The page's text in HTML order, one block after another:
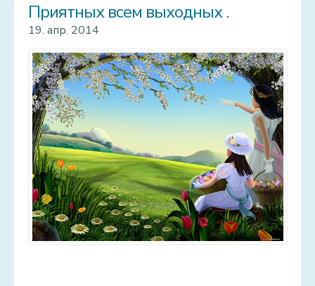
Приятных всем выходных .
19. апр. 2014